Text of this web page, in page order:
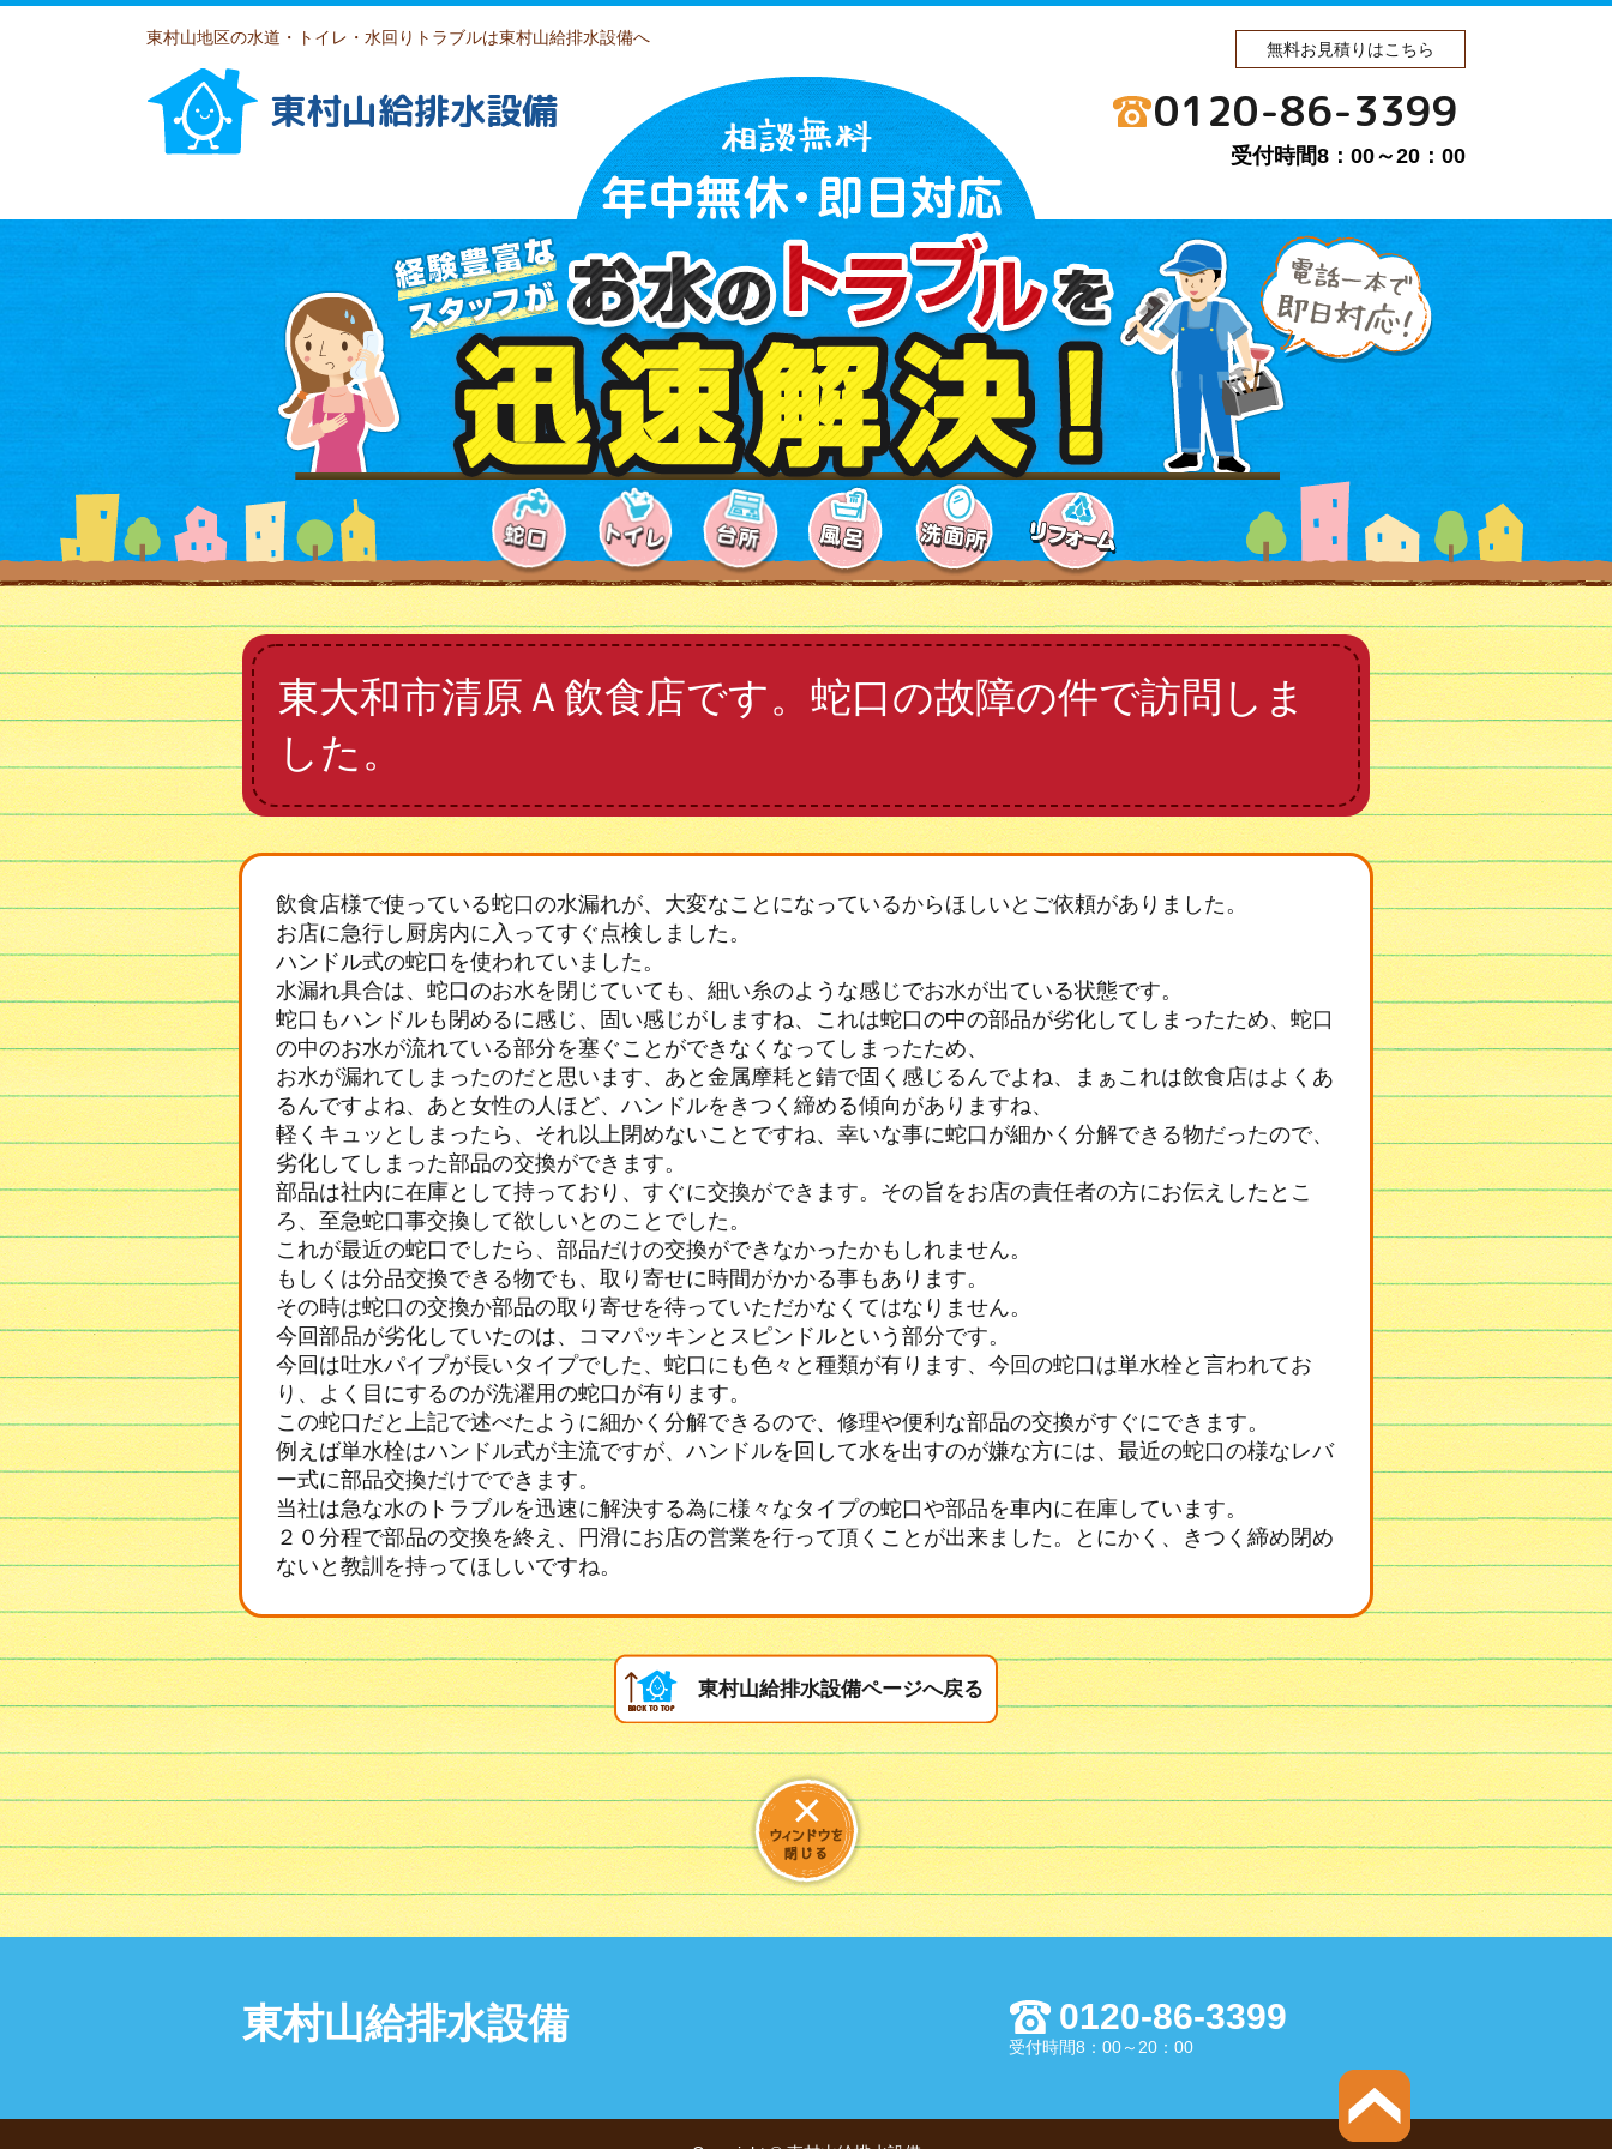
東村山地区の水道・トイレ・水回りトラブルは東村山給排水設備へ
無料お見積りはこちら
東村山給排水設備 0120-86-3399
受付時間8：00～20：00
東大和市清原Ａ飲食店です。蛇口の故障の件で訪問しま
した。
飲食店様で使っている蛇口の水漏れが、大変なことになっているからほしいとご依頼がありました。
お店に急行し厨房内に入ってすぐ点検しました。
ハンドル式の蛇口を使われていました。
水漏れ具合は、蛇口のお水を閉じていても、細い糸のような感じでお水が出ている状態です。
蛇口もハンドルも閉めるに感じ、固い感じがしますね、これは蛇口の中の部品が劣化してしまったため、蛇口
の中のお水が流れている部分を塞ぐことができなくなってしまったため、
お水が漏れてしまったのだと思います、あと金属摩耗と錆で固く感じるんでよね、まぁこれは飲食店はよくあ
るんですよね、あと女性の人ほど、ハンドルをきつく締める傾向がありますね、
軽くキュッとしまったら、それ以上閉めないことですね、幸いな事に蛇口が細かく分解できる物だったので、
劣化してしまった部品の交換ができます。
部品は社内に在庫として持っており、すぐに交換ができます。その旨をお店の責任者の方にお伝えしたとこ
ろ、至急蛇口事交換して欲しいとのことでした。
これが最近の蛇口でしたら、部品だけの交換ができなかったかもしれません。
もしくは分品交換できる物でも、取り寄せに時間がかかる事もあります。
その時は蛇口の交換か部品の取り寄せを待っていただかなくてはなりません。
今回部品が劣化していたのは、コマパッキンとスピンドルという部分です。
今回は吐水パイプが長いタイプでした、蛇口にも色々と種類が有ります、今回の蛇口は単水栓と言われてお
り、よく目にするのが洗濯用の蛇口が有ります。
この蛇口だと上記で述べたように細かく分解できるので、修理や便利な部品の交換がすぐにできます。
例えば単水栓はハンドル式が主流ですが、ハンドルを回して水を出すのが嫌な方には、最近の蛇口の様なレバ
ー式に部品交換だけでできます。
当社は急な水のトラブルを迅速に解決する為に様々なタイプの蛇口や部品を車内に在庫しています。
２０分程で部品の交換を終え、円滑にお店の営業を行って頂くことが出来ました。とにかく、きつく締め閉め
ないと教訓を持ってほしいですね。
東村山給排水設備ページへ戻る
東村山給排水設備 0120-86-3399
受付時間8：00～20：00